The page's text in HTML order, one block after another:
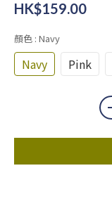
HK$159.00
顏色 : Navy
Navy Pink